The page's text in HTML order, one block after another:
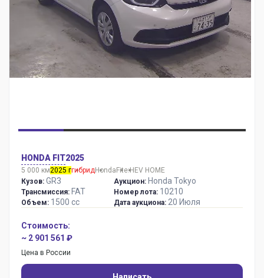
HONDA FIT2025
5 000 км2025 ггибридHonda Fite:HEV HOME
Кузов: GR3
Трансмиссия: FAT
Объем: 1500 сс
Аукцион: Honda Tokyo
Номер лота: 10210
Дата аукциона: 20 Июля
Стоимость:
~ 2 901 561 ₽
Цена в России